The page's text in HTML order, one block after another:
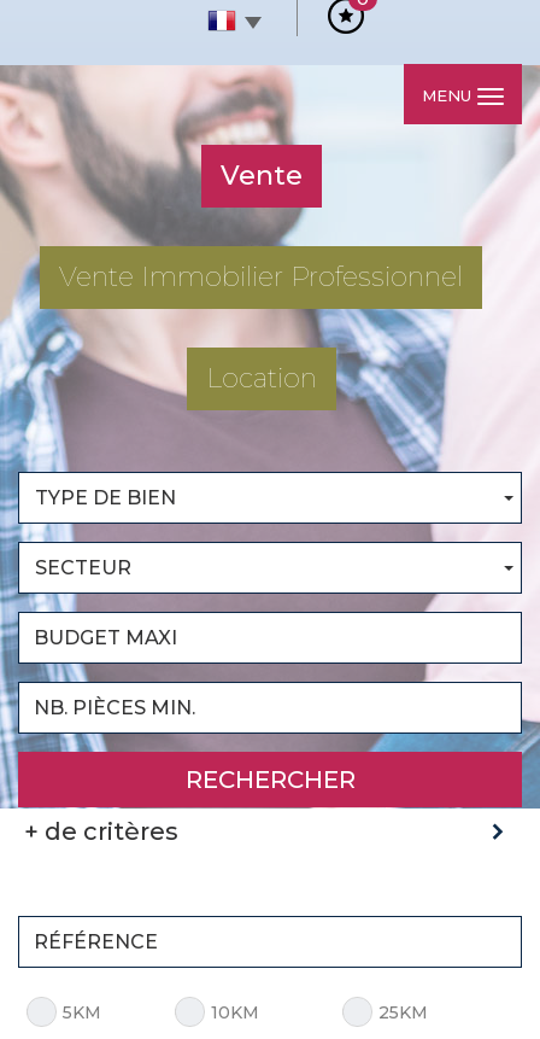
MENU
Vente
Vente Immobilier Professionnel
Location
TYPE DE BIEN
SECTEUR
RECHERCHER
+ de critères
5KM 10KM 25KM